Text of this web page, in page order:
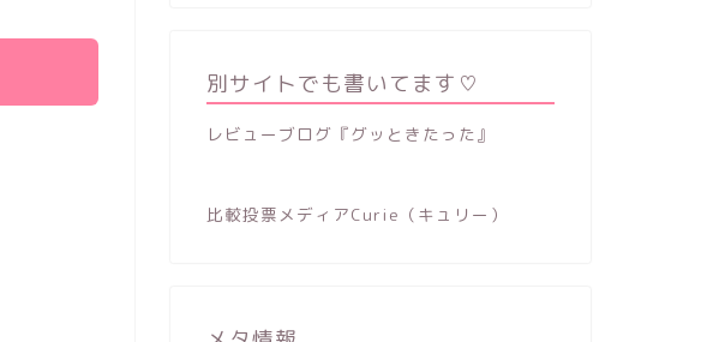
別サイトでも書いてます♡
レビューブログ『グッときたった』
比較投票メディアCurie（キュリー）